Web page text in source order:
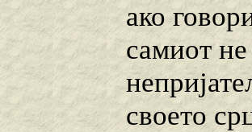
ако
самиот
своето